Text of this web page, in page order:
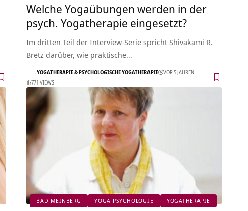
Welche Yogaübungen werden in der
psych. Yogatherapie eingesetzt?
Im dritten Teil der Interview-Serie spricht Shivakami R.
Bretz darüber, wie praktische…
YOGATHERAPIE & PSYCHOLOGISCHE YOGATHERAPIE
VOR 5 JAHREN
771 VIEWS
BAD MEINBERG YOGA PSYCHOLOGIE YOGATHERAPIE